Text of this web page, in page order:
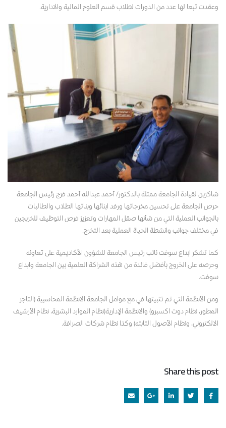
وعقدت تبعا لها عدد من الدورات لطلاب قسم العلوم المالية والادارية.
شاكرين لقيادة الجامعة ممثلة بالدكتور/ أحمد عبدالله أحمد فرج رئيس الجامعة
حرص الجامعة على تحسين مخرجاتها ورفد ابنائها وبناتها الطلاب والطالبات
بالجوانب العملية التي من شأنها صقل المهارات وتعزيز فرص التوظيف للخريجين
في مختلف جوانب وانشطة الحياة العملية بعد التخرج.
كما تشكر ابداع سوفت نائب رئيس الجامعة للشؤون الأكاديمية على تعاونه
وحرصه على الخروج بأفضل فائدة من هذه الشراكة العلمية بين الجامعة وابداع
سوفت.
ومن الأنظمة التي تم تثبيتها في مع موامل الجامعة الانظمة المحاسبية (التاجر
المطور، نظام دوت اكسبرو) والانظمة الإدارية(نظام الموارد البشرية، نظام الأرشيف
الالكتروني، ونظام الأصول الثابته) وكذا نظام شركات الصرافة.
Share this post